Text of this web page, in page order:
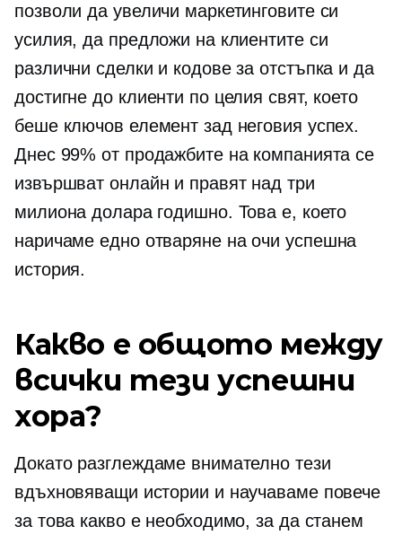
позволи да увеличи маркетинговите си
усилия, да предложи на клиентите си
различни сделки и кодове за отстъпка и да
достигне до клиенти по целия свят, което
беше ключов елемент зад неговия успех.
Днес 99% от продажбите на компанията се
извършват онлайн и правят над три
милиона долара годишно. Това е, което
наричаме едно отваряне на очи успешна
история.
Какво е общото между
всички тези успешни
хора?
Докато разглеждаме внимателно тези
вдъхновяващи истории и научаваме повече
за това какво е необходимо, за да станем